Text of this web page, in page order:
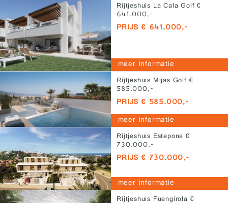
Rijtjeshuis La Cala Golf €
641.000,-
PRIJS € 641.000,-
meer informatie
Rijtjeshuis Mijas Golf €
585.000,-
PRIJS € 585.000,-
meer informatie
Rijtjeshuis Estepona €
730.000,-
PRIJS € 730.000,-
meer informatie
Rijtjeshuis Fuengirola €